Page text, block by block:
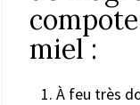
miel :
À feu très